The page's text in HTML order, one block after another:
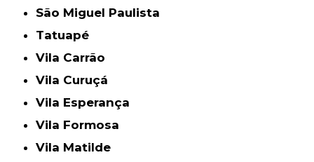
São Miguel Paulista
Tatuapé
Vila Carrão
Vila Curuçá
Vila Esperança
Vila Formosa
Vila Matilde